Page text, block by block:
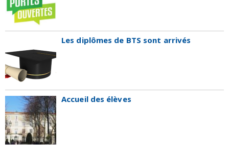
Les diplômes de BTS sont arrivés
Accueil des élèves